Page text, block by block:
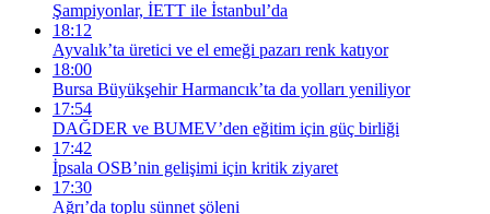
Şampiyonlar, İETT ile İstanbul’da
18:12
Ayvalık’ta üretici ve el emeği pazarı renk katıyor
18:00
Bursa Büyükşehir Harmancık’ta da yolları yeniliyor
17:54
DAĞDER ve BUMEV’den eğitim için güç birliği
17:42
İpsala OSB’nin gelişimi için kritik ziyaret
17:30
Ağrı’da toplu sünnet şöleni